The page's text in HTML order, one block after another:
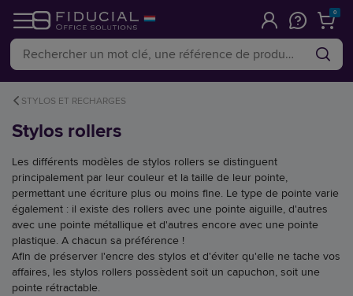
0
STYLOS ET RECHARGES
Stylos rollers
Les différents modèles de stylos rollers se distinguent
principalement par leur couleur et la taille de leur pointe,
permettant une écriture plus ou moins fine. Le type de pointe varie
également : il existe des rollers avec une pointe aiguille, d'autres
avec une pointe métallique et d'autres encore avec une pointe
plastique. A chacun sa préférence !
Afin de préserver l'encre des stylos et d'éviter qu'elle ne tache vos
affaires, les stylos rollers possèdent soit un capuchon, soit une
pointe rétractable.